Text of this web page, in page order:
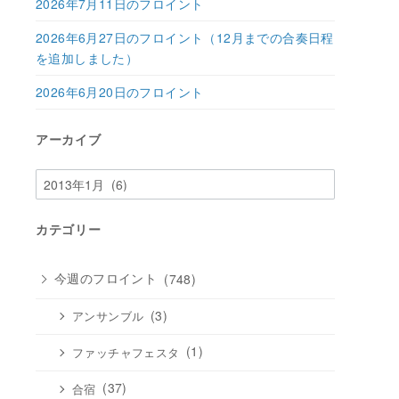
2026年6月27日のフロイント（12月までの合奏日程
を追加しました）
2026年6月20日のフロイント
アーカイブ
ア
ー
イ
カテゴリー
今週のフロイント (748)
アンサンブル (3)
ファッチャフェスタ (1)
合宿 (37)